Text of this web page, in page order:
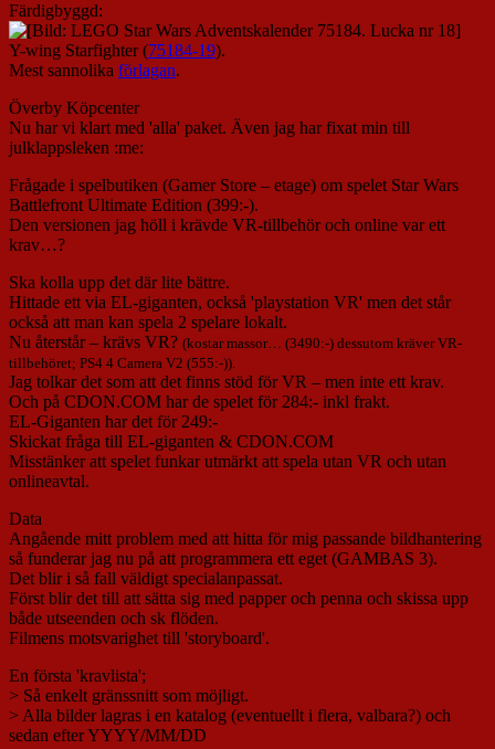
Färdigbyggd:
Y-wing Starfighter (75184-19).
Mest sannolika förlagan.
Överby Köpcenter
Nu har vi klart med 'alla' paket. Även jag har fixat min till
julklappsleken :me:
Frågade i spelbutiken (Gamer Store – etage) om spelet Star Wars
Battlefront Ultimate Edition (399:-).
Den versionen jag höll i krävde VR-tillbehör och online var ett
krav…?
Ska kolla upp det där lite bättre.
Hittade ett via EL-giganten, också 'playstation VR' men det står
också att man kan spela 2 spelare lokalt.
Nu återstår – krävs VR? (kostar massor… (3490:-) dessutom kräver VR-
tillbehöret; PS4 4 Camera V2 (555:-)).
Jag tolkar det som att det finns stöd för VR – men inte ett krav.
Och på CDON.COM har de spelet för 284:- inkl frakt.
EL-Giganten har det för 249:-
Skickat fråga till EL-giganten & CDON.COM
Misstänker att spelet funkar utmärkt att spela utan VR och utan
onlineavtal.
Data
Angående mitt problem med att hitta för mig passande bildhantering
så funderar jag nu på att programmera ett eget (GAMBAS 3).
Det blir i så fall väldigt specialanpassat.
Först blir det till att sätta sig med papper och penna och skissa upp
både utseenden och sk flöden.
Filmens motsvarighet till 'storyboard'.
En första 'kravlista';
> Så enkelt gränssnitt som möjligt.
> Alla bilder lagras i en katalog (eventuellt i flera, valbara?) och
sedan efter YYYY/MM/DD